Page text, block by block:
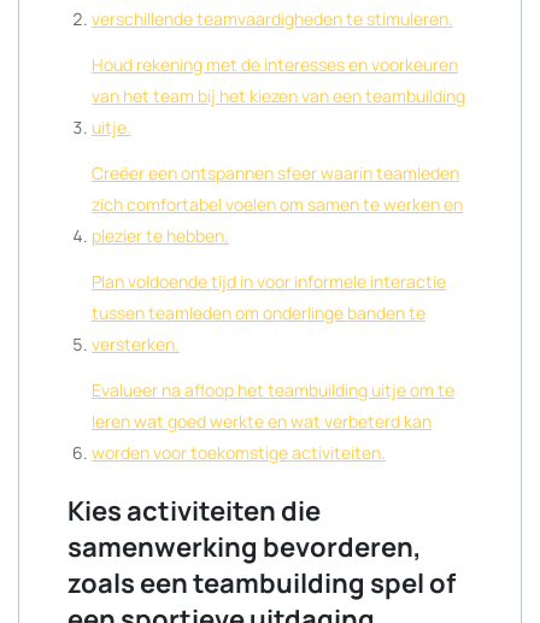
verschillende teamvaardigheden te stimuleren.
Houd rekening met de interesses en voorkeuren
van het team bij het kiezen van een teambuilding
uitje.
Creëer een ontspannen sfeer waarin teamleden
zich comfortabel voelen om samen te werken en
plezier te hebben.
Plan voldoende tijd in voor informele interactie
tussen teamleden om onderlinge banden te
versterken.
Evalueer na afloop het teambuilding uitje om te
leren wat goed werkte en wat verbeterd kan
worden voor toekomstige activiteiten.
Kies activiteiten die
samenwerking bevorderen,
zoals een teambuilding spel of